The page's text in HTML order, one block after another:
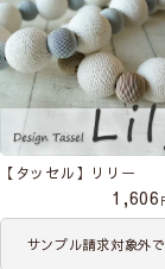
【タッセル】リリー
1,606
サンプル請求対象外